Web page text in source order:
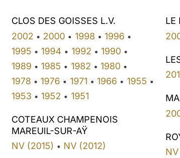
CLOS DES GOISSES L.V.
2002 • 2000 • 1998 • 1996 •
1995 • 1994 • 1992 • 1990 •
1989 • 1985 • 1982 • 1980 •
1978 • 1976 • 1971 • 1966 • 1955 •
1953 • 1952 • 1951
COTEAUX CHAMPENOIS
MAREUIL-SUR-AŸ
NV (2015) • NV (2012)
LE